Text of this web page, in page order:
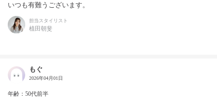
いつも有難うございます。
担当スタイリスト
植田朝斐
もぐ
2026年04月01日
年齢：50代前半